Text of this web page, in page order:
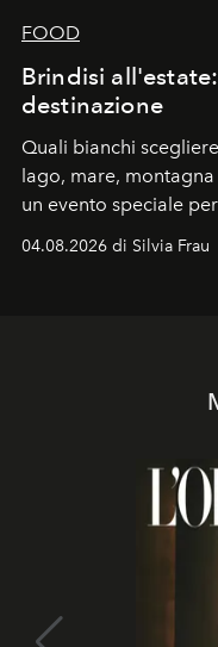
FOOD
Brindisi
destinazione
Quali bianchi
lago, mare,
un evento speciale
04.08.2026 di Silvia Frau